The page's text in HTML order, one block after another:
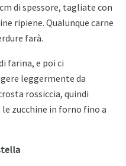
di spessore, tagliate con
ripiene. Qualunque carne
farà.
farina, e poi ci
leggermente da
rossiccia, quindi
zucchine in forno fino a